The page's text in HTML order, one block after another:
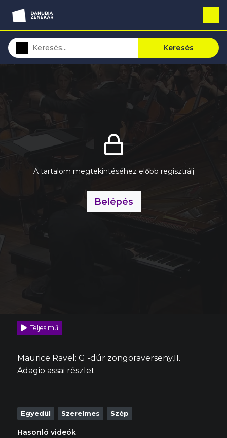
Keresés
A tartalom megtekintéséhez előbb regisztrálj
Belépés
Teljes mű
Maurice Ravel: G -dúr zongoraverseny,II.
Adagio assai részlet
Egyedül Szerelmes Szép
Hasonló videók